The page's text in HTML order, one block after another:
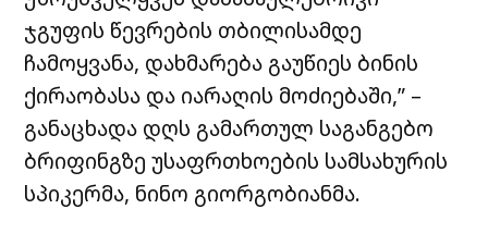
ჯგუფის წევრების თბილისამდე
ჩამოყვანა, დახმარება გაუწიეს ბინის
ქირაობასა და იარაღის მოძიებაში,” –
განაცხადა დღს გამართულ საგანგებო
ბრიფინგზე უსაფრთხოების სამსახურის
სპიკერმა, ნინო გიორგობიანმა.